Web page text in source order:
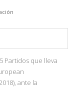
Partidos que lleva
ante la